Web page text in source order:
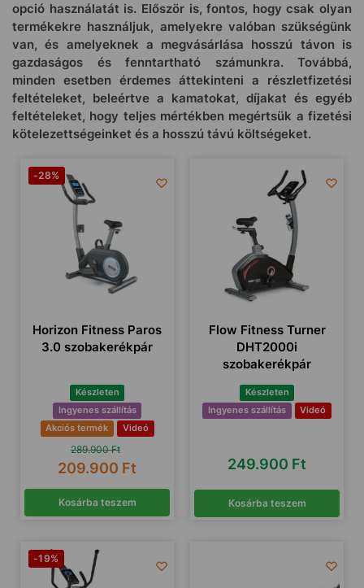
opció használatát is. Először is, fontos, hogy csak olyan
termékekre használjuk, amelyekre valóban szükségünk
van, és amelyeknek a megvásárlása hosszú távon is
gazdaságos és fenntartható számunkra. Továbbá,
minden esetben érdemes áttekinteni a részletfizetési
feltételeket, beleértve a kamatokat, díjakat és egyéb
feltételeket, hogy teljes mértékben megértsük a fizetési
kötelezettségeinket és a hosszú távú költségeket.
-28%
Horizon Fitness Paros
3.0 szobakerékpár
Készleten
Ingyenes szállítás
Akciós termék
Videó
289.900Ft
209.900 Ft
Kosárba teszem
Flow Fitness Turner
DHT2000i
szobakerékpár
Készleten
Ingyenes szállítás
Videó
249.900 Ft
Kosárba teszem
-19%